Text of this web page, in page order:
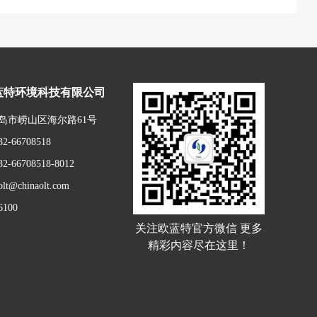
环境科技有限公司
市崂山区海尔路61号
66708518
66708518-8012
关注欧蓝特官方微信 更多
精彩内容尽在这里！